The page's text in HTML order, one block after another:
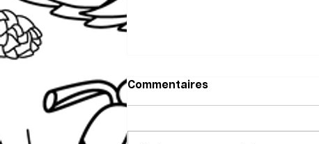
Commentaires